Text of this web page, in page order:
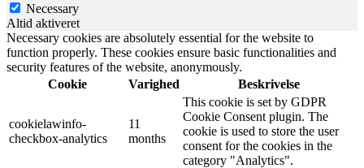
Necessary
Altid aktiveret
Necessary cookies are absolutely essential for the website to
function properly. These cookies ensure basic functionalities and
security features of the website, anonymously.
Cookie
Varighed Beskrivelse
cookielawinfo-
checkbox-analytics
11
months
This cookie is set by GDPR
Cookie Consent plugin. The
cookie is used to store the user
consent for the cookies in the
category "Analytics".